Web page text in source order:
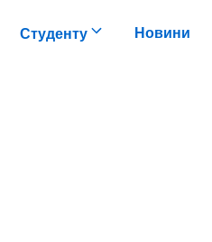
Студенту Новини